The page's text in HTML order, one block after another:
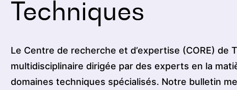
Techniques
Le Centre de recherche et d’expertise (CORE) de
multidisciplinaire dirigée par des experts en la
domaines techniques spécialisés. Notre bulletin